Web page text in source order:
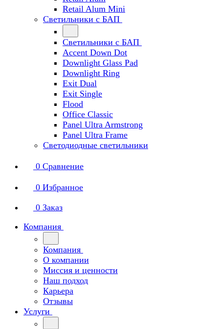
Retail Alum Mini
Светильники с БАП
Светильники с БАП
Accent Down Dot
Downlight Glass Pad
Downlight Ring
Exit Dual
Exit Single
Flood
Office Classic
Panel Ultra Armstrong
Panel Ultra Frame
Светодиодные светильники
0 Сравнение
0 Избранное
0 Заказ
Компания
Компания
О компании
Миссия и ценности
Наш подход
Карьера
Отзывы
Услуги